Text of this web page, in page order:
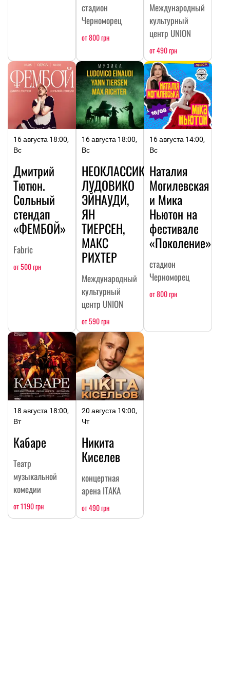
стадион
Черноморец
от 800 грн
Международный
культурный
центр UNION
от 490 грн
16 августа 18:00,
Вс
Дмитрий
Тютюн.
Сольный
стендап
«ФЕМБОЙ»
Fabric
от 500 грн
16 августа 18:00,
Вс
НЕОКЛАССИКА:
ЛУДОВИКО
ЭЙНАУДИ,
ЯН
ТИЕРСЕН,
МАКС
РИХТЕР
Международный
культурный
центр UNION
от 590 грн
16 августа 14:00,
Вс
Наталия
Могилевская
и Мика
Ньютон на
фестивале
«Поколение»
стадион
Черноморец
от 800 грн
18 августа 18:00,
Вт
Кабаре
Театр
музыкальной
комедии
от 1190 грн
20 августа 19:00,
Чт
Никита
Киселев
концертная
арена ITAKA
от 490 грн